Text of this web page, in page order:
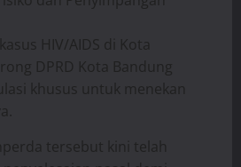
HIV/AIDS di Kota
DPRD Kota Bandung
khusus untuk menekan
tersebut kini telah